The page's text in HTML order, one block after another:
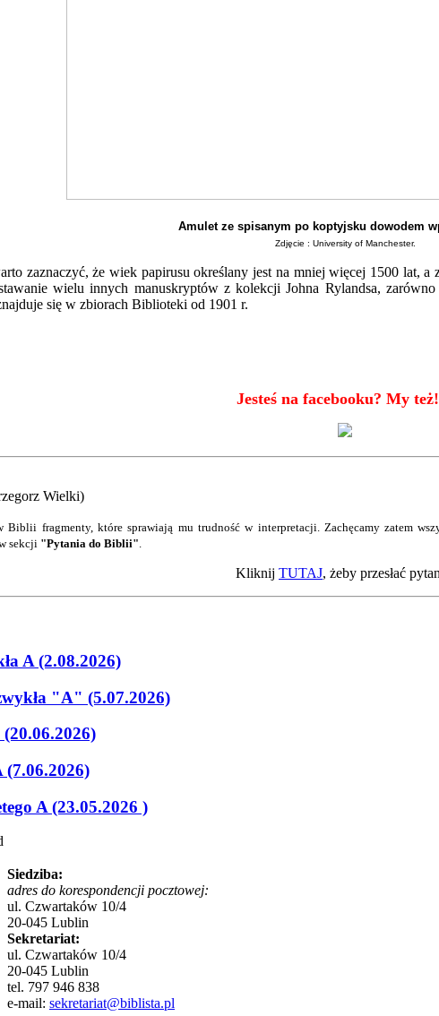
Amulet ze spisanym po koptyjsku dowodem
Zdjęcie : University of Manchester.
zaznaczyć, że wiek papirusu określany jest na mniej więcej 1500 lat,
wielu innych manuskryptów z kolekcji Johna Rylandsa,
się w zbiorach Biblioteki od 1901 r.
Jesteś na facebooku? My
Wielki)
Biblii fragmenty, które sprawiają mu trudność w interpretacji. Zachęcamy zatem
sekcji "Pytania do Biblii".
Kliknij TUTAJ, żeby przesłać
A (2.08.2026)
"A" (5.07.2026)
(7.06.2026)
A (23.05.2026 )
Siedziba:
adres do korespondencji pocztowej:
ul. Czwartaków 10/4
20-045 Lublin
Sekretariat:
ul. Czwartaków 10/4
20-045 Lublin
tel. 797 946 838
e-mail: sekretariat@biblista.pl